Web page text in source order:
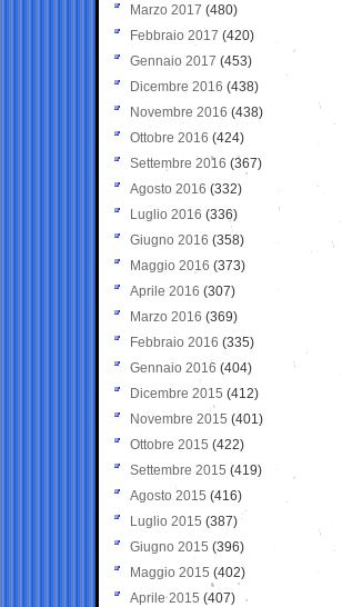
Marzo 2017 (480)
Febbraio 2017 (420)
Gennaio 2017 (453)
Dicembre 2016 (438)
Novembre 2016 (438)
Ottobre 2016 (424)
Settembre 2016 (367)
Agosto 2016 (332)
Luglio 2016 (336)
Giugno 2016 (358)
Maggio 2016 (373)
Aprile 2016 (307)
Marzo 2016 (369)
Febbraio 2016 (335)
Gennaio 2016 (404)
Dicembre 2015 (412)
Novembre 2015 (401)
Ottobre 2015 (422)
Settembre 2015 (419)
Agosto 2015 (416)
Luglio 2015 (387)
Giugno 2015 (396)
Maggio 2015 (402)
Aprile 2015 (407)